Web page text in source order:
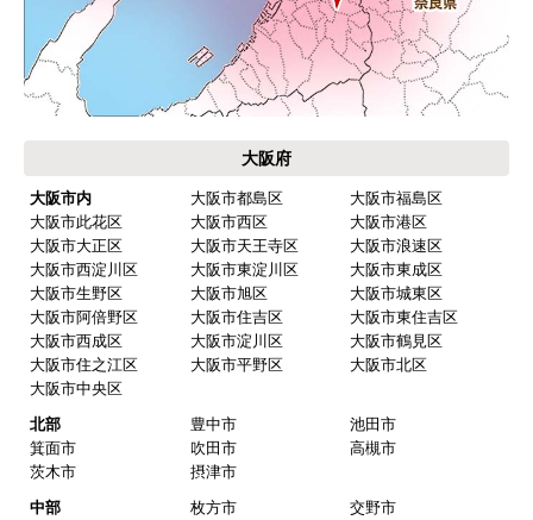
大阪府
大阪市内 大阪市都島区
大阪市福島区
大阪市此花区
大阪市西区
大阪市港区
大阪市大正区
大阪市天王寺区
大阪市浪速区
大阪市西淀川区
大阪市東淀川区
大阪市東成区
大阪市生野区
大阪市旭区
大阪市城東区
大阪市阿倍野区
大阪市住吉区
大阪市東住吉区
大阪市西成区
大阪市淀川区
大阪市鶴見区
大阪市住之江区
大阪市平野区
大阪市北区
大阪市中央区
北部
豊中市
池田市
箕面市
吹田市
高槻市
茨木市
摂津市
中部
枚方市
交野市